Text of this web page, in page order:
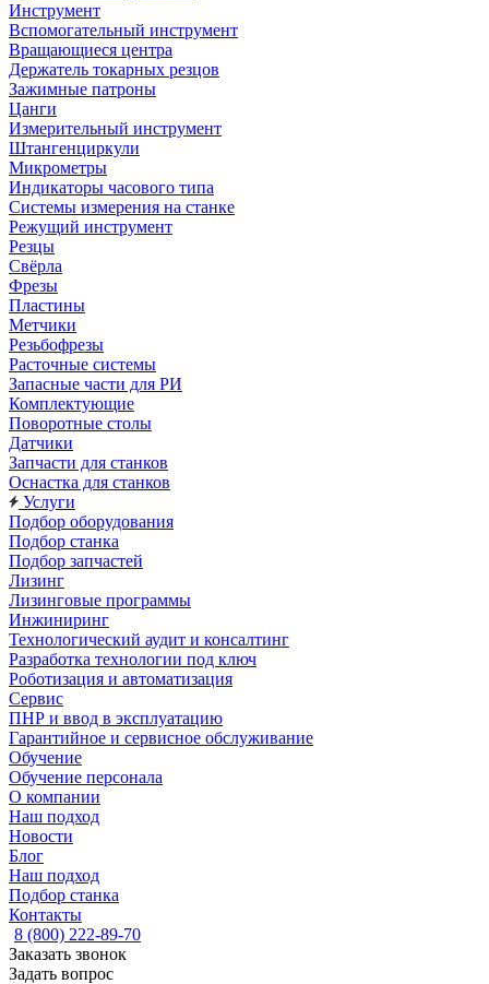
Инструмент
Вспомогательный инструмент
Вращающиеся центра
Держатель токарных резцов
Зажимные патроны
Цанги
Измерительный инструмент
Штангенциркули
Микрометры
Индикаторы часового типа
Системы измерения на станке
Режущий инструмент
Резцы
Свёрла
Фрезы
Пластины
Метчики
Резьбофрезы
Расточные системы
Запасные части для РИ
Комплектующие
Поворотные столы
Датчики
Запчасти для станков
Оснастка для станков
Услуги
Подбор оборудования
Подбор станка
Подбор запчастей
Лизинг
Лизинговые программы
Инжиниринг
Технологический аудит и консалтинг
Разработка технологии под ключ
Роботизация и автоматизация
Сервис
ПНР и ввод в эксплуатацию
Гарантийное и сервисное обслуживание
Обучение
Обучение персонала
О компании
Наш подход
Новости
Блог
Наш подход
Подбор станка
Контакты
8 (800) 222-89-70
Заказать звонок
Задать вопрос